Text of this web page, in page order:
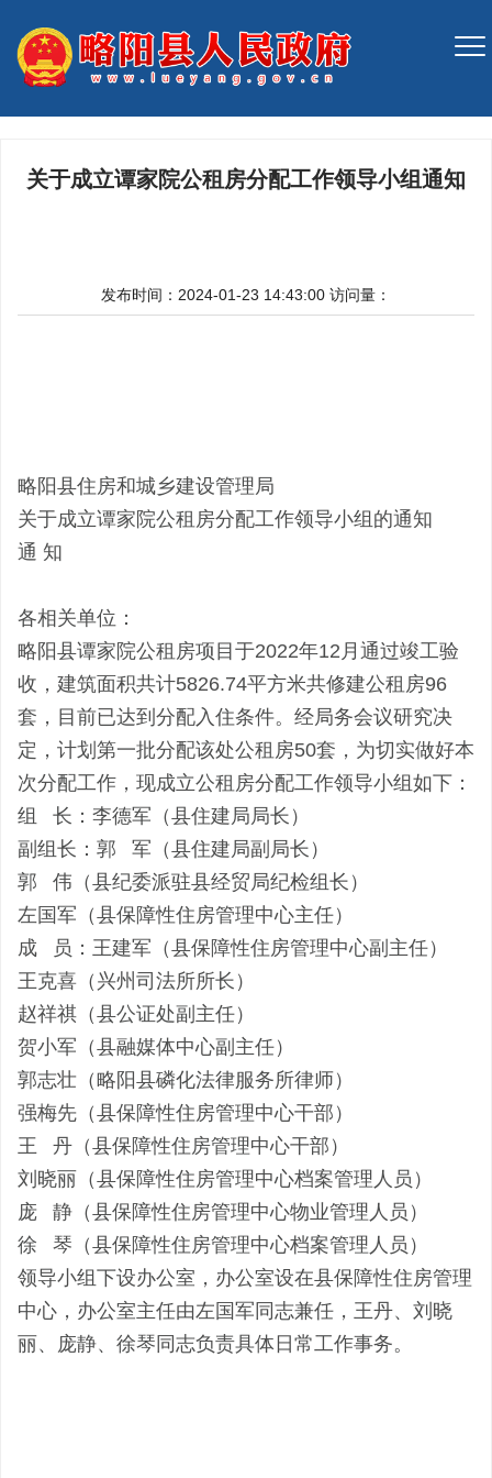
关于成立谭家院公租房分配工作领导小组通知
发布时间：2024-01-23 14:43:00 访问量：
略阳县住房和城乡建设管理局
关于成立谭家院公租房分配工作领导小组的通知
通 知
各相关单位：
略阳县谭家院公租房项目于2022年12月通过竣工验
收，建筑面积共计5826.74平方米共修建公租房96
套，目前已达到分配入住条件。经局务会议研究决
定，计划第一批分配该处公租房50套，为切实做好本
次分配工作，现成立公租房分配工作领导小组如下：
组 长：李德军（县住建局局长）
副组长：郭 军（县住建局副局长）
郭 伟（县纪委派驻县经贸局纪检组长）
左国军（县保障性住房管理中心主任）
成 员：王建军（县保障性住房管理中心副主任）
王克喜（兴州司法所所长）
赵祥祺（县公证处副主任）
贺小军（县融媒体中心副主任）
郭志壮（略阳县磷化法律服务所律师）
强梅先（县保障性住房管理中心干部）
王 丹（县保障性住房管理中心干部）
刘晓丽（县保障性住房管理中心档案管理人员）
庞 静（县保障性住房管理中心物业管理人员）
徐 琴（县保障性住房管理中心档案管理人员）
领导小组下设办公室，办公室设在县保障性住房管理
中心，办公室主任由左国军同志兼任，王丹、刘晓
丽、庞静、徐琴同志负责具体日常工作事务。